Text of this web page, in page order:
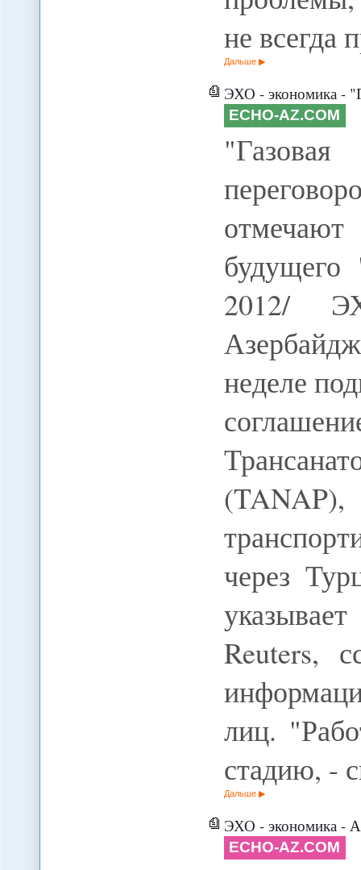
не всегда
Дальше
ЭХО - экономика -
ECHO-AZ.COM
будущего
2012/
неделе
через
Reuters,
лиц.
стадию, -
Дальше
ЭХО - экономика -
ECHO-AZ.COM